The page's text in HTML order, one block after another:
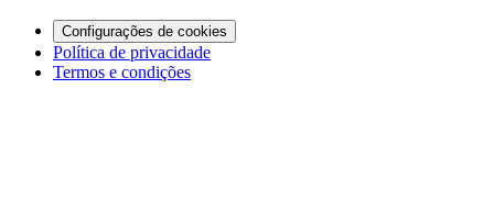
Configurações de cookies
Política de privacidade
Termos e condições